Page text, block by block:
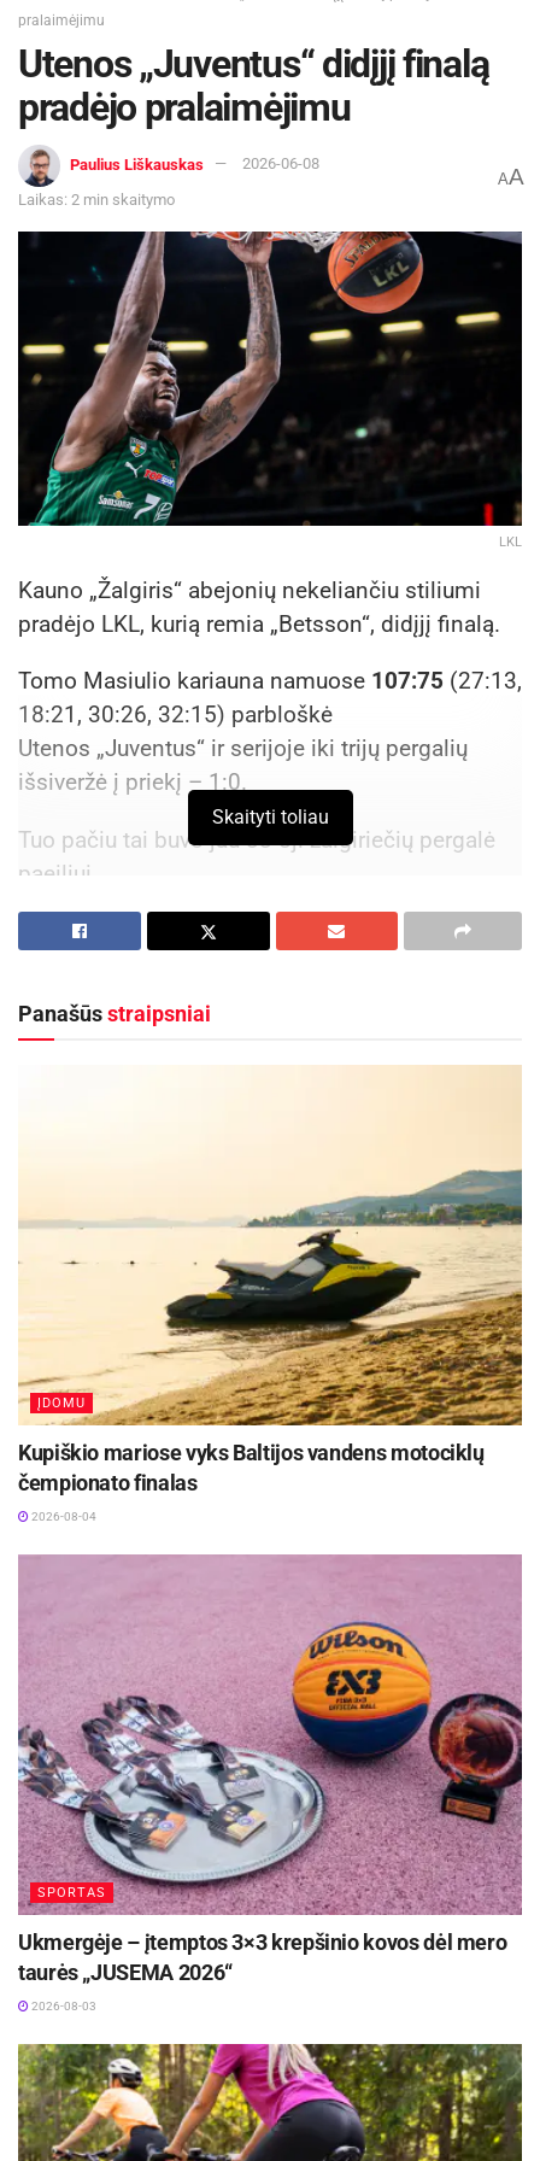
pralaimėjimu
Utenos „Juventus“ didįjį finalą
pradėjo pralaimėjimu
Paulius Liškauskas
2026-06-08
Laikas: 2 min skaitymo
AA
LKL
Kauno „Žalgiris“ abejonių nekeliančiu stiliumi
pradėjo LKL, kurią remia „Betsson“, didįjį finalą.
Tomo Masiulio kariauna namuose 107:75 (27:13,
18:21, 30:26, 32:15) parbloškė
Utenos „Juventus“ ir serijoje iki trijų pergalių
išsiveržė į priekį – 1:0.
Tuo pačiu tai buvo jau 33-oji žalgiriečių pergalė
paeiliui.
32 taškų skirtumas – didžiausias finalo
38 taškų skirtumu (92:54) pervažiavo
Vilniaus „Rytą“.
taškų, 4 atkovoti kamuoliai ir 23 naudingumo
balai, o amerikietis pasižymėjo 17 taškų, 4
atkovotais kamuoliais ir taip pat 23 naudingumo
naujienos
Rugpjūčio 11-ąją Utenoje vyks nacionalinės
2026-08-06
„Juventus“ klube išsiskyrė Maxwellas Lewisas
(18 tšk., 17 naud. bal.), solidžiai atrodė ir
komandos kapitonas Šarūnas Beniušis (12 tšk.,
6 atk. kam., 15 naud. bal.).
Antrasis serijos mačas bus žaidžiamas
antradienį Utenoje. Rungtynes nuo 18.30 val.
tiesiogiai transliuos BTV televizija ir „Telia Play“.
Skaityti toliau
Panašūsstraipsniai
ĮDOMU
Kupiškio mariose vyks Baltijos vandens motociklų
čempionato finalas
2026-08-04
SPORTAS
Ukmergėje – įtemptos 3×3 krepšinio kovos dėl mero
taurės „JUSEMA 2026“
2026-08-03